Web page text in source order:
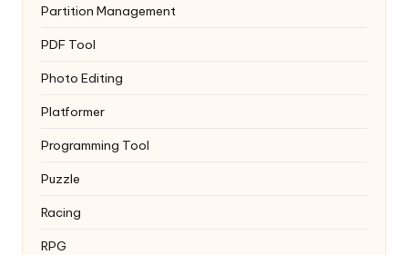
Partition Management
PDF Tool
Photo Editing
Platformer
Programming Tool
Puzzle
Racing
RPG